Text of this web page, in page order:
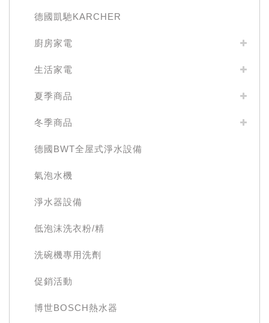
德國凱馳KARCHER
廚房家電
生活家電
夏季商品
冬季商品
德國BWT全屋式淨水設備
氣泡水機
淨水器設備
低泡沫洗衣粉/精
洗碗機專用洗劑
促銷活動
博世BOSCH熱水器